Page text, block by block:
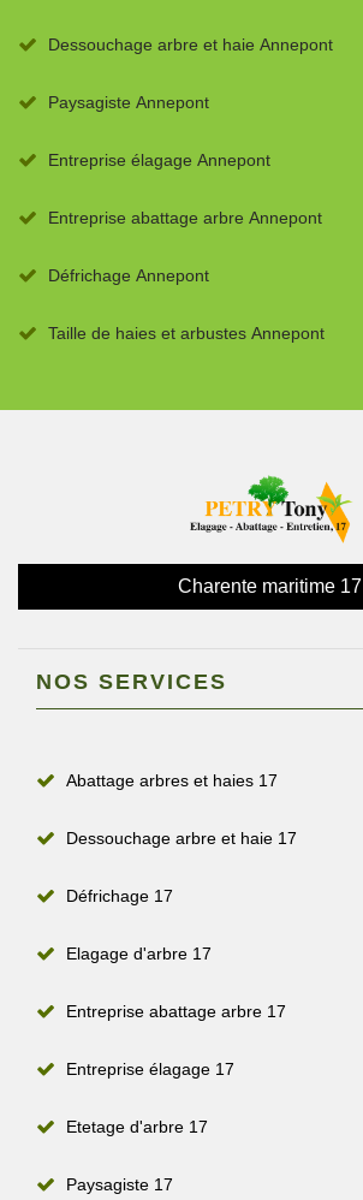
Dessouchage arbre et haie Annepont
Paysagiste Annepont
Entreprise élagage Annepont
Entreprise abattage arbre Annepont
Défrichage Annepont
Taille de haies et arbustes Annepont
Charente maritime 17
NOS SERVICES
Abattage arbres et haies 17
Dessouchage arbre et haie 17
Défrichage 17
Elagage d'arbre 17
Entreprise abattage arbre 17
Entreprise élagage 17
Etetage d'arbre 17
Paysagiste 17